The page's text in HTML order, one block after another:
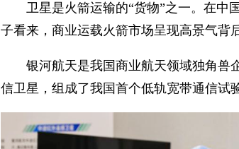
卫星是火箭运输的“货物”之一。在中
子看来，商业运载火箭市场呈现高景气背
银河航天是我国商业航天领域独角兽
信卫星，组成了我国首个低轨宽带通信试